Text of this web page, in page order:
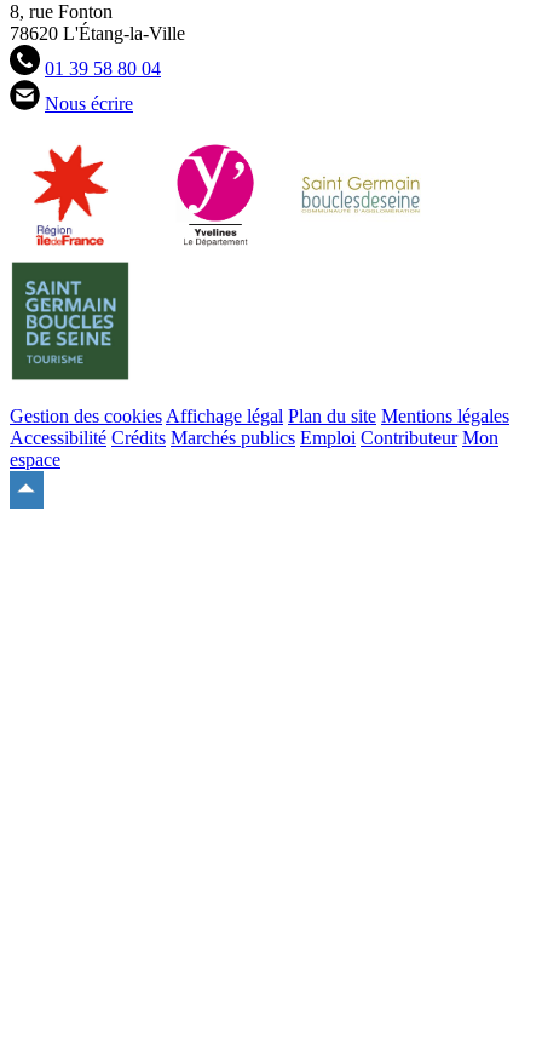
8, rue Fonton
78620 L'Étang-la-Ville
01 39 58 80 04
Nous écrire
Gestion des cookies Affichage légal Plan du site Mentions légales
Accessibilité Crédits Marchés publics Emploi Contributeur Mon
espace